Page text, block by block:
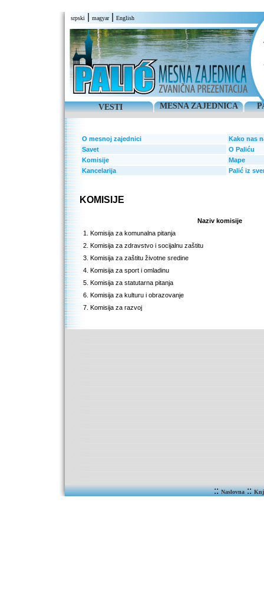
srpski magyar| English
VESTI MESNA ZAJEDNICA
O mesnoj zajednici
Kako nas
Savet
O Paliću
Komisije
Mape
Kancelarija
Palić iz
KOMISIJE
Naziv komisije
1. Komisija za komunalna pitanja
2. Komisija za zdravstvo i socijalnu zaštitu
3. Komisija za zaštitu životne sredine
4. Komisija za sport i omladinu
5. Komisija za statutarna pitanja
6. Komisija za kulturu i obrazovanje
7. Komisija za razvoj
::Naslovna::